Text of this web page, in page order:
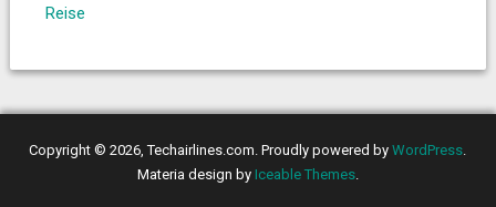
Reise
Copyright © 2026, Techairlines.com. Proudly powered byWordPress.
Materia design by Iceable Themes.